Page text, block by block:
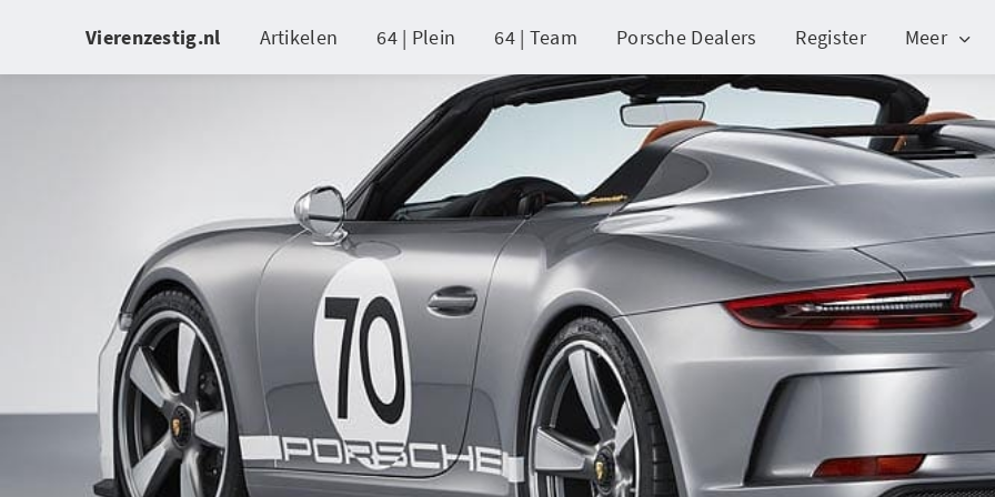
Vierenzestig.nl Artikelen 64 | Plein 64 | Team Porsche Dealers Register Meer